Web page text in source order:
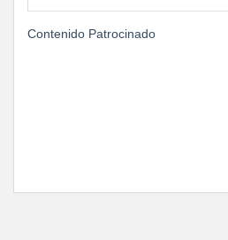
Contenido Patrocinado